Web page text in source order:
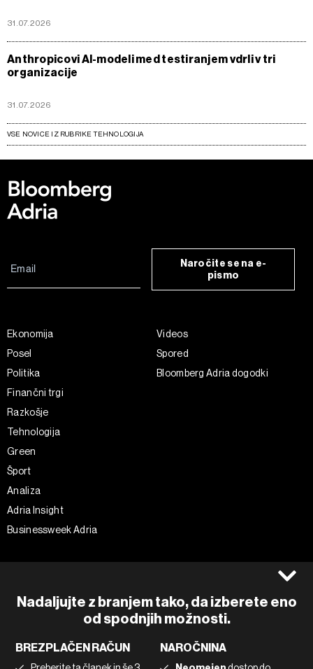
31.07.2026
Anthropicovi AI-modeli med testiranjem vdrli v tri
organizacije
31.07.2026
VSE NOVICE IZ RUBRIKE TEHNOLOGIJA
Nadaljujte z branjem tako, da izberete eno
od spodnjih možnosti.
BREZPLAČEN RAČUN NAROČNINA
Naročite se na e-
pismo
Ekonomija
Posel
Politika
Finančni trgi
Razkošje
Tehnologija
Green
Šport
Analiza
Adria Insight
Businessweek Adria
Videos
Spored
Bloomberg Adria dogodki
Piškotki
Marketing
Instagram
Linkedin